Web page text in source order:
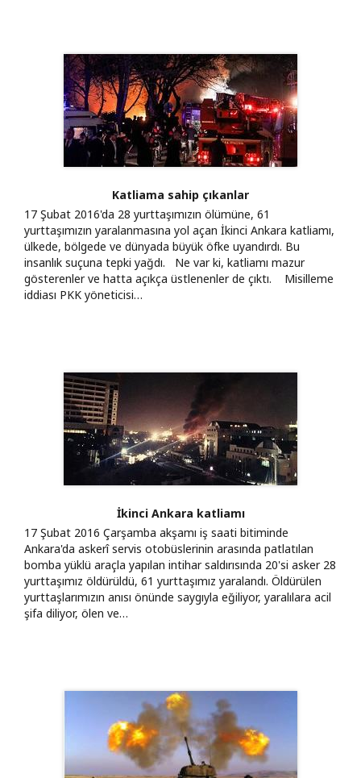
Katliama sahip çıkanlar
17 Şubat 2016'da 28 yurttaşımızın ölümüne, 61
yurttaşımızın yaralanmasına yol açan İkinci Ankara katliamı,
ülkede, bölgede ve dünyada büyük öfke uyandırdı. Bu
insanlık suçuna tepki yağdı. Ne var ki, katliamı mazur
gösterenler ve hatta açıkça üstlenenler de çıktı. Misilleme
iddiası PKK yöneticisi…
İkinci Ankara katliamı
17 Şubat 2016 Çarşamba akşamı iş saati bitiminde
Ankara'da askerî servis otobüslerinin arasında patlatılan
bomba yüklü araçla yapılan intihar saldırısında 20'si asker 28
yurttaşımız öldürüldü, 61 yurttaşımız yaralandı. Öldürülen
yurttaşlarımızın anısı önünde saygıyla eğiliyor, yaralılara acil
şifa diliyor, ölen ve…